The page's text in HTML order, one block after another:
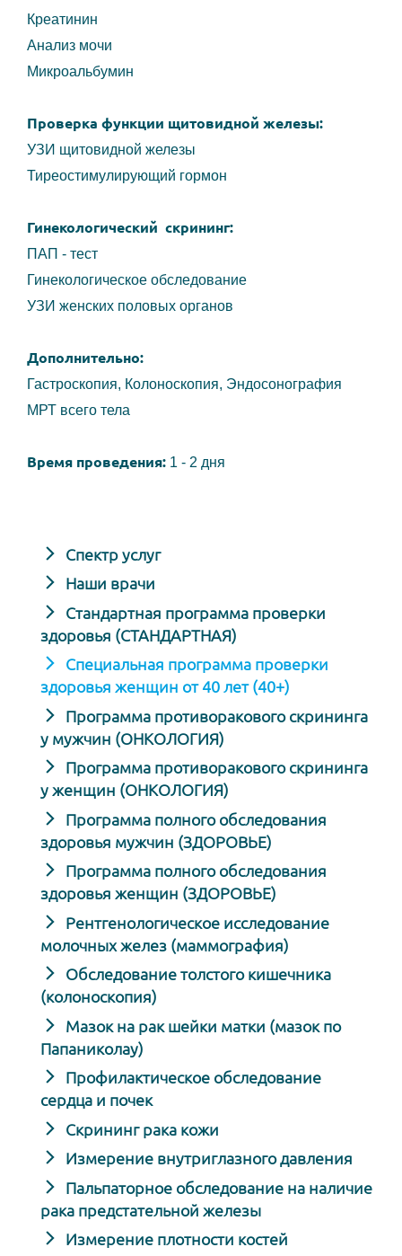
Креатинин
Анализ мочи
Микроальбумин
Проверка функции щитовидной железы:
УЗИ щитовидной железы
Тиреостимулирующий гормон
Гинекологический скрининг:
ПАП - тест
Гинекологическое обследование
УЗИ женских половых органов
Дополнительно:
Гастроскопия, Колоноскопия, Эндосонография
МРТ всего тела
Время проведения: 1 - 2 дня
Спектр услуг
Наши врачи
Стандартная программа проверки
здоровья (СТАНДАРТНАЯ)
Специальная программа проверки
здоровья женщин от 40 лет (40+)
Программа противоракового скрининга
у мужчин (ОНКОЛОГИЯ)
Программа противоракового скрининга
у женщин (ОНКОЛОГИЯ)
Программа полного обследования
здоровья мужчин (ЗДОРОВЬЕ)
Программа полного обследования
здоровья женщин (ЗДОРОВЬЕ)
Рентгенологическое исследование
молочных желез (маммография)
Обследование толстого кишечника
(колоноскопия)
Мазок на рак шейки матки (мазок по
Папаниколау)
Профилактическое обследование
сердца и почек
Скрининг рака кожи
Измерение внутриглазного давления
Пальпаторное обследование на наличие
рака предстательной железы
Измерение плотности костей